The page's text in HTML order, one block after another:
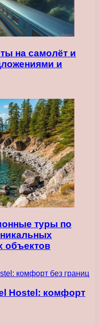
на самолёт и
и
туры по
объектов
Hostel: комфорт